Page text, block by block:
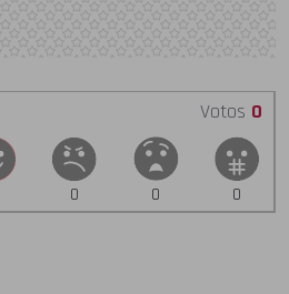
Votos 0
0 0 0